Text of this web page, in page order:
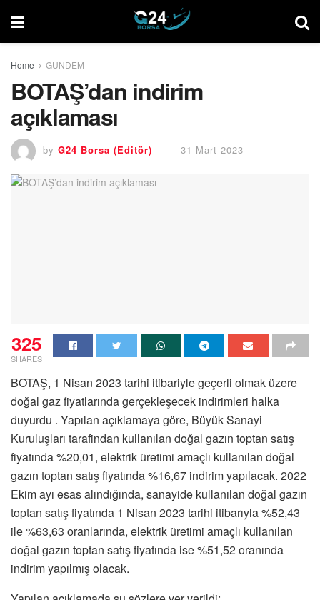
Home GUNDEM
BOTAŞ’dan indirim
açıklaması
by G24 Borsa (Editör) 31 Mart 2023
325
SHARES
BOTAŞ, 1 Nisan 2023 tarihi itibariyle geçerli olmak üzere
doğal gaz fiyatlarında gerçekleşecek indirimleri halka
duyurdu . Yapılan açıklamaya göre, Büyük Sanayi
Kuruluşları tarafindan kullanılan doğal gazın toptan satış
fiyatında %20,01, elektrik üretimi amaçlı kullanılan doğal
gazın toptan satış fiyatında %16,67 indirim yapılacak. 2022
Ekim ayı esas alındığında, sanayide kullanılan doğal gazın
toptan satış fiyatında 1 Nisan 2023 tarihi itibarıyla %52,43
ile %63,63 oranlarında, elektrik üretimi amaçlı kullanılan
doğal gazın toptan satış fiyatında ise %51,52 oranında
indirim yapılmış olacak.